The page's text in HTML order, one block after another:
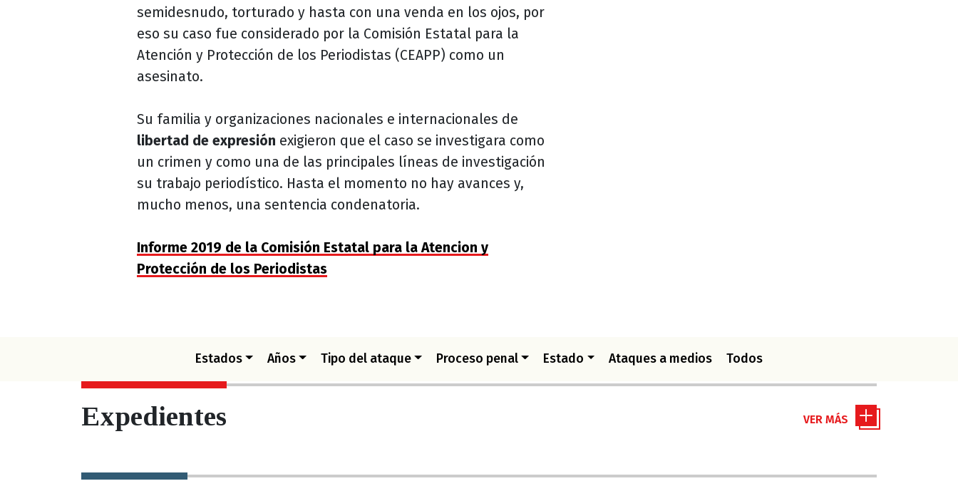
semidesnudo, torturado y hasta con una venda en los ojos, por
eso su caso fue considerado por la Comisión Estatal para la
Atención y Protección de los Periodistas (CEAPP) como un
asesinato.
Su familia y organizaciones nacionales e internacionales de
libertad de expresión exigieron que el caso se investigara como
un crimen y como una de las principales líneas de investigación
su trabajo periodístico. Hasta el momento no hay avances y,
mucho menos, una sentencia condenatoria.
Informe 2019 de la Comisión Estatal para la Atencion y
Protección de los Periodistas
Estados Años Tipo del ataque Proceso penal Estado Ataques a medios Todos
Expedientes VER MÁS